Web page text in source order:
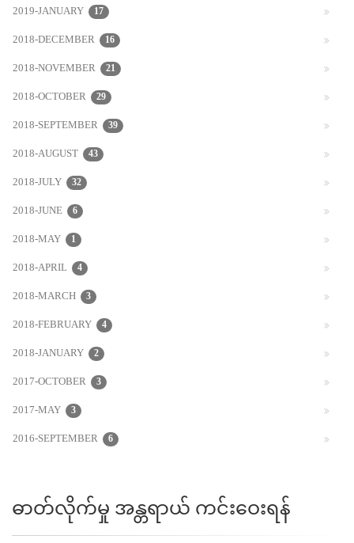
2019-JANUARY 17
2018-DECEMBER 16
2018-NOVEMBER 21
2018-OCTOBER 29
2018-SEPTEMBER 39
2018-AUGUST 43
2018-JULY 32
2018-JUNE 6
2018-MAY 1
2018-APRIL 4
2018-MARCH 3
2018-FEBRUARY 4
2018-JANUARY 2
2017-OCTOBER 3
2017-MAY 3
2016-SEPTEMBER 6
ဓာတ်လိုက်မှု အန္တရာယ် ကင်းဝေးရန်